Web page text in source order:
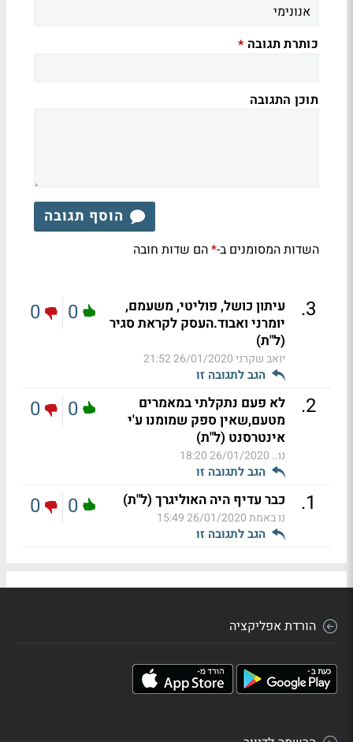
כותרת תגובה *
תוכן התגובה
הוסף תגובה
השדות המסומנים ב-*הם שדות חובה
3
.
עיתון כושל, פוליטי, משעמם,
יומרני ואבוד.העסק לקראת סגיר
(ל"ת)
יואב שקרני26/01/2020 21:52
הגב לתגובה זו
0
0
2
.
לא פעם נתקלתי במאמרים
מטעם,שאין ספק שמומנו ע'י
אינטרסנט (ל"ת)
נו.. 26/01/2020 18:20
הגב לתגובה זו
0
0
1
. כבר עדיף היה האוליגרך (ל"ת)
נו באמת26/01/2020 15:49
הגב לתגובה זו
0
0
הורדת אפליקציה